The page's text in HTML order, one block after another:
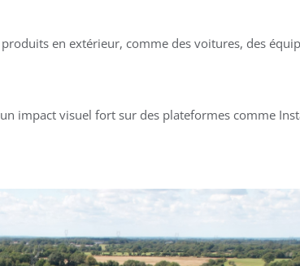
en extérieur, comme des voitures, des
impact visuel fort sur des plateformes comme